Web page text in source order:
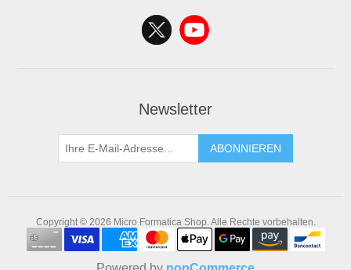
Newsletter
ABONNIEREN
Copyright © 2026 Micro Formatica Shop. Alle Rechte vorbehalten.